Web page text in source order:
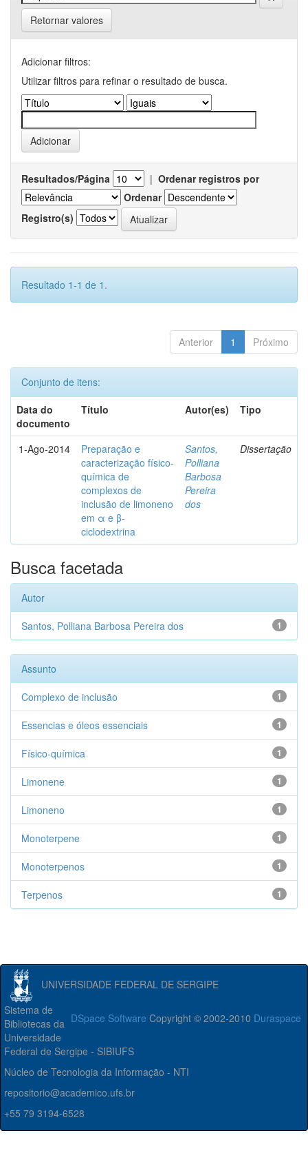
Retornar valores
Adicionar filtros:
Utilizar filtros para refinar o resultado de busca.
Resultados/Página | Ordenar registros por
Ordenar
Registro(s)
Resultado 1-1 de 1.
Anterior 1 Próximo
Conjunto de itens:
Data do
documento
Título Autor(es) Tipo
1-Ago-2014
Preparação e
caracterização físico-
química de
complexos de
inclusão de limoneno
em α e β-
ciclodextrina
Santos,
Polliana
Barbosa
Pereira
dos
Dissertação
Busca facetada
Autor
1
Santos, Polliana Barbosa Pereira dos
Assunto
1
Complexo de inclusão
1
Essencias e óleos essenciais
1
Físico-química
1
Limonene
1
Limoneno
1
Monoterpene
1
Monoterpenos
1
Terpenos
UNIVERSIDADE FEDERAL DE SERGIPE
DSpace Software Copyright © 2002-2010 Duraspace
Sistema de
Bibliotecas da
Universidade
Federal de Sergipe - SIBIUFS
Núcleo de Tecnologia da Informação - NTI
repositorio@academico.ufs.br
+55 79 3194-6528